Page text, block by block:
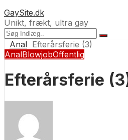
GaySite.dk
Unikt, frækt, ultra gay
Anal Efterårsferie (3)
AnalBlowjobOffentlig
Efterårsferie